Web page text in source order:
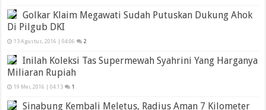
Golkar Klaim Megawati Sudah Putuskan Dukung Ahok
Di Pilgub DKI
13 Agustus, 2016 | 04:06 2
Inilah Koleksi Tas Supermewah Syahrini Yang Harganya
Miliaran Rupiah
19 Mei, 2016 | 04:13 1
Sinabung Kembali Meletus, Radius Aman 7 Kilometer